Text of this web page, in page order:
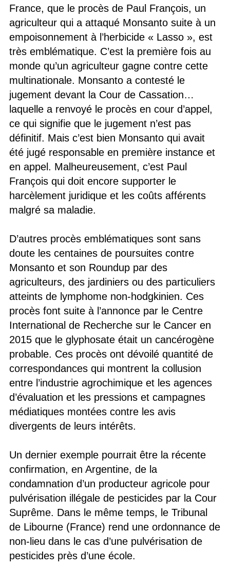
France, que le procès de Paul François, un
agriculteur qui a attaqué Monsanto suite à un
empoisonnement à l’herbicide « Lasso », est
très emblématique. C’est la première fois au
monde qu’un agriculteur gagne contre cette
multinationale. Monsanto a contesté le
jugement devant la Cour de Cassation…
laquelle a renvoyé le procès en cour d’appel,
ce qui signifie que le jugement n’est pas
définitif. Mais c’est bien Monsanto qui avait
été jugé responsable en première instance et
en appel. Malheureusement, c’est Paul
François qui doit encore supporter le
harcèlement juridique et les coûts afférents
malgré sa maladie.
D’autres procès emblématiques sont sans
doute les centaines de poursuites contre
Monsanto et son Roundup par des
agriculteurs, des jardiniers ou des particuliers
atteints de lymphome non-hodgkinien. Ces
procès font suite à l’annonce par le Centre
International de Recherche sur le Cancer en
2015 que le glyphosate était un cancérogène
probable. Ces procès ont dévoilé quantité de
correspondances qui montrent la collusion
entre l’industrie agrochimique et les agences
d’évaluation et les pressions et campagnes
médiatiques montées contre les avis
divergents de leurs intérêts.
Un dernier exemple pourrait être la récente
confirmation, en Argentine, de la
condamnation d’un producteur agricole pour
pulvérisation illégale de pesticides par la Cour
Suprême. Dans le même temps, le Tribunal
de Libourne (France) rend une ordonnance de
non-lieu dans le cas d’une pulvérisation de
pesticides près d’une école.